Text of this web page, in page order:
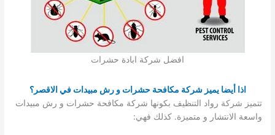
افضل شركة ابادة حشرات
اذا أيضا يميز شركة مكافحة حشرات و رش مبيدات في الاقصر؟
تتميز شركة رواد التنظيف بكونها شركة مكافحة حشرات و رش مبيدات
واسعة الانتشار و متميزة. كذلك فهي: